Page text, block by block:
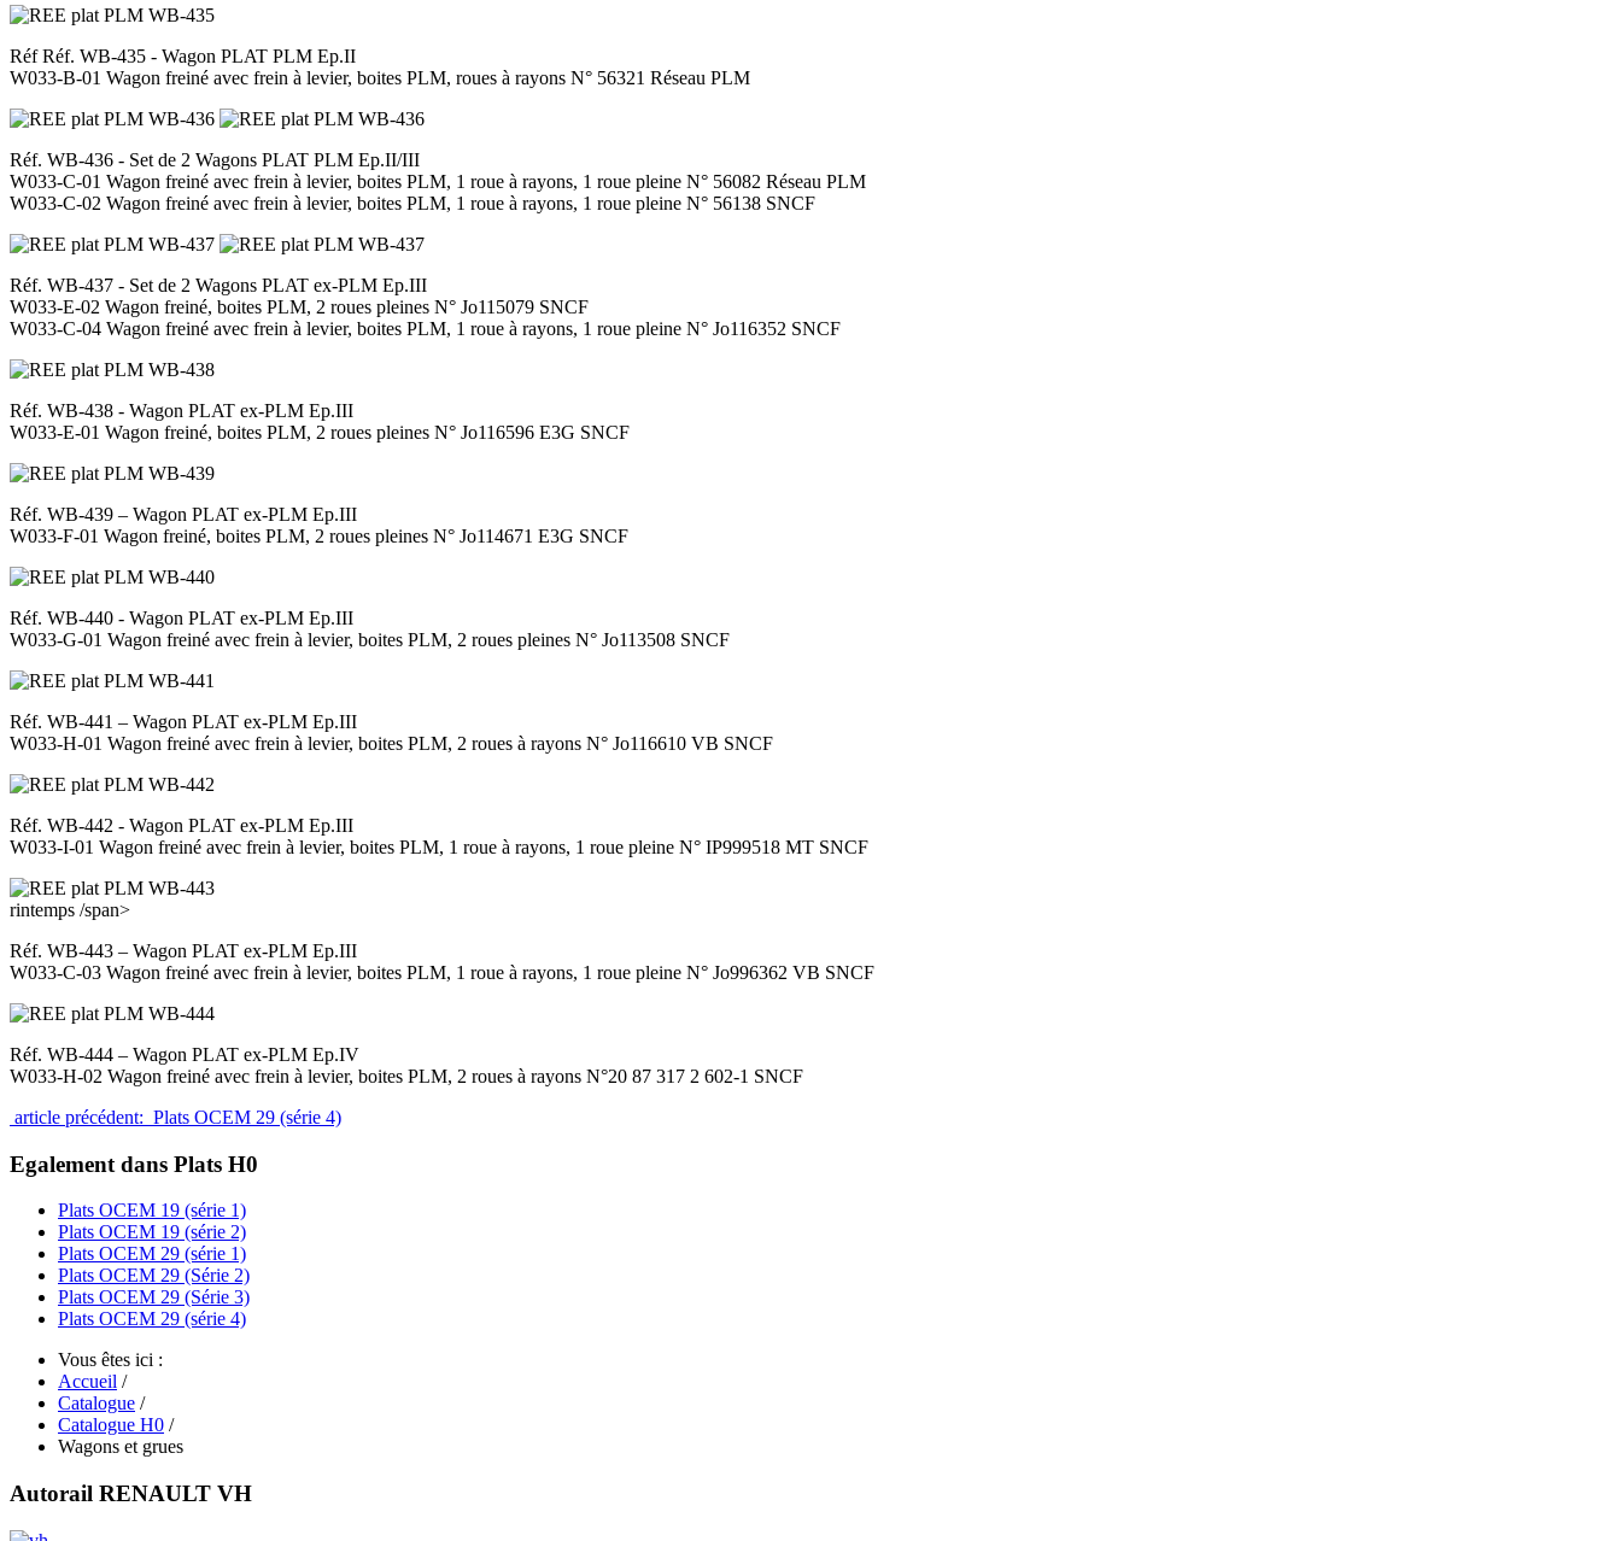
Réf Réf. WB-435 - Wagon PLAT PLM Ep.II
W033-B-01 Wagon freiné avec frein à levier, boites PLM, roues à rayons N° 56321 Réseau PLM
Réf. WB-436 - Set de 2 Wagons PLAT PLM Ep.II/III
W033-C-01 Wagon freiné avec frein à levier, boites PLM, 1 roue à rayons, 1 roue pleine N° 56082 Réseau PLM
W033-C-02 Wagon freiné avec frein à levier, boites PLM, 1 roue à rayons, 1 roue pleine N° 56138 SNCF
Réf. WB-437 - Set de 2 Wagons PLAT ex-PLM Ep.III
W033-E-02 Wagon freiné, boites PLM, 2 roues pleines N° Jo115079 SNCF
W033-C-04 Wagon freiné avec frein à levier, boites PLM, 1 roue à rayons, 1 roue pleine N° Jo116352 SNCF
Réf. WB-438 - Wagon PLAT ex-PLM Ep.III
W033-E-01 Wagon freiné, boites PLM, 2 roues pleines N° Jo116596 E3G SNCF
Réf. WB-439 – Wagon PLAT ex-PLM Ep.III
W033-F-01 Wagon freiné, boites PLM, 2 roues pleines N° Jo114671 E3G SNCF
Réf. WB-440 - Wagon PLAT ex-PLM Ep.III
W033-G-01 Wagon freiné avec frein à levier, boites PLM, 2 roues pleines N° Jo113508 SNCF
Réf. WB-441 – Wagon PLAT ex-PLM Ep.III
W033-H-01 Wagon freiné avec frein à levier, boites PLM, 2 roues à rayons N° Jo116610 VB SNCF
Réf. WB-442 - Wagon PLAT ex-PLM Ep.III
W033-I-01 Wagon freiné avec frein à levier, boites PLM, 1 roue à rayons, 1 roue pleine N° IP999518 MT SNCF
rintemps /span>
Réf. WB-443 – Wagon PLAT ex-PLM Ep.III
W033-C-03 Wagon freiné avec frein à levier, boites PLM, 1 roue à rayons, 1 roue pleine N° Jo996362 VB SNCF
Réf. WB-444 – Wagon PLAT ex-PLM Ep.IV
W033-H-02 Wagon freiné avec frein à levier, boites PLM, 2 roues à rayons N°20 87 317 2 602-1 SNCF
article précédent: Plats OCEM 29 (série 4)
Egalement dans Plats H0
Plats OCEM 19 (série 1)
Plats OCEM 19 (série 2)
Plats OCEM 29 (série 1)
Plats OCEM 29 (Série 2)
Plats OCEM 29 (Série 3)
Plats OCEM 29 (série 4)
Vous êtes ici :
Accueil /
Catalogue /
Catalogue H0 /
Wagons et grues
Autorail RENAULT VH